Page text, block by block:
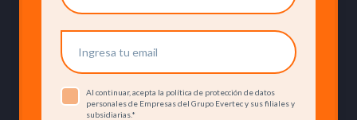
Al continuar, acepta la política de protección de datos
personales de Empresas del Grupo Evertec y sus filiales y
subsidiarias.*